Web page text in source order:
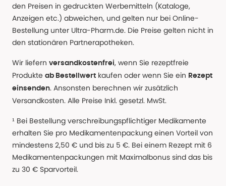
den Preisen in gedruckten Werbemitteln (Kataloge,
Anzeigen etc.) abweichen, und gelten nur bei Online-
Bestellung unter Ultra-Pharm.de. Die Preise gelten nicht in
den stationären Partnerapotheken.
Wir liefern versandkostenfrei, wenn Sie rezeptfreie
Produkte ab Bestellwert kaufen oder wenn Sie ein Rezept
einsenden. Ansonsten berechnen wir zusätzlich
Versandkosten. Alle Preise Inkl. gesetzl. MwSt.
¹ Bei Bestellung verschreibungspflichtiger Medikamente
erhalten Sie pro Medikamentenpackung einen Vorteil von
mindestens 2,50 € und bis zu 5 €. Bei einem Rezept mit 6
Medikamentenpackungen mit Maximalbonus sind das bis
zu 30 € Sparvorteil.